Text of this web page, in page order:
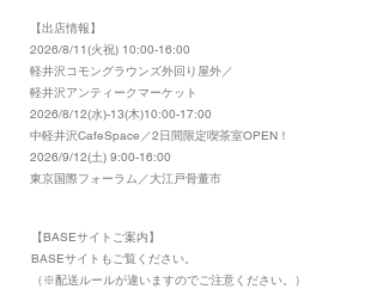
【出店情報】
2026/8/11(火祝) 10:00-16:00
​軽井沢コモングラウンズ外回り屋外／
軽井沢アンティークマーケット
2026/8/12(水)-13(木)10:00-17:00
​中軽井沢CafeSpace／2日間限定喫茶室OPEN！
2026/9/12(土) 9:00-16:00
東京国際フォーラム／大江戸骨董市
【BASEサイトご案内】
​BASEサイトもご覧ください。
（※配送ルールが違いますのでご注意ください。）